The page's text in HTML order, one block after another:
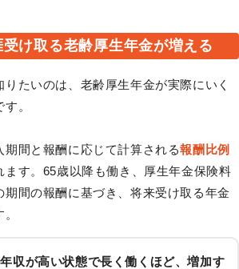
け取る老齢厚生年金が増える
たいのは、老齢厚生年金が実際にいく
。
期間と報酬に応じて計算される報酬比例
ます。65歳以降も働き、厚生年金保険料
期間の報酬に基づき、将来受け取る年金
収が高い状態で長く働くほど、増加す